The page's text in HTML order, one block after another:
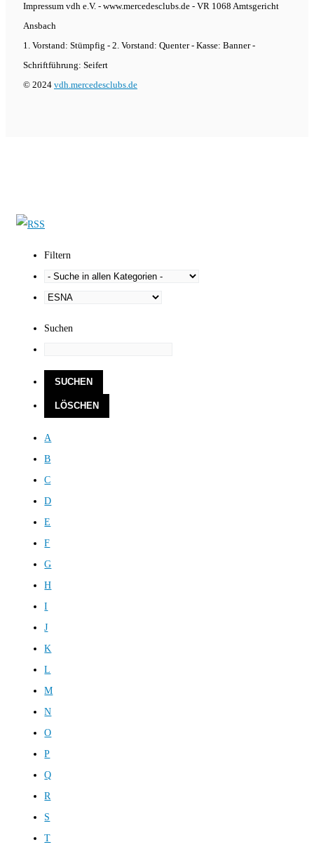
Impressum vdh e.V. - www.mercedesclubs.de - VR 1068 Amtsgericht
Ansbach
1. Vorstand: Stümpfig - 2. Vorstand: Quenter - Kasse: Banner -
Schriftführung: Seifert
© 2024 vdh.mercedesclubs.de
Filtern
Suchen
A
B
C
D
E
F
G
H
I
J
K
L
M
N
O
P
Q
R
S
T